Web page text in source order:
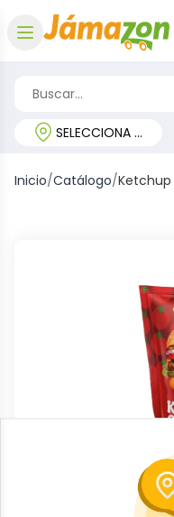
SELECCIONA TU
Inicio/Catálogo/Ketchup